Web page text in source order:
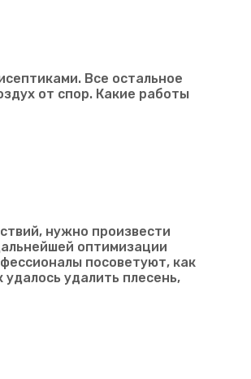
Все остальное
от спор. Какие работы
нужно произвести
оптимизации
посоветуют, как
удалить плесень,